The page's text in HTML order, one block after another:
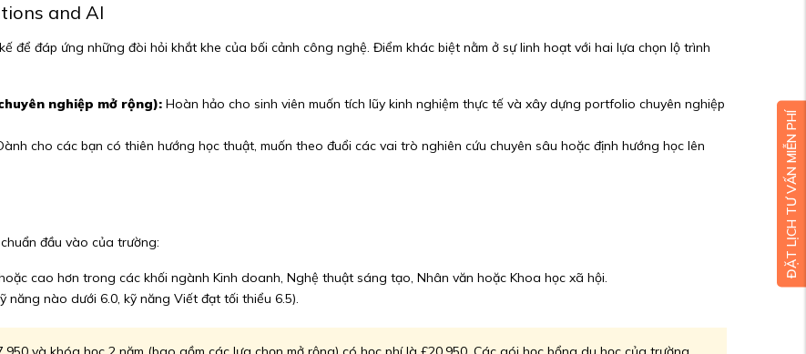
and AI
để đáp ứng những đòi hỏi khắt khe của bối cảnh công nghệ. Điểm khác biệt nằm ở sự linh hoạt với hai lựa chọn lộ trình
nghiệp mở rộng): Hoàn hảo cho sinh viên muốn tích lũy kinh nghiệm thực tế và xây dựng portfolio chuyên nghiệp
cho các bạn có thiên hướng học thuật, muốn theo đuổi các vai trò nghiên cứu chuyên sâu hoặc định hướng học lên
đầu vào của trường:
cao hơn trong các khối ngành Kinh doanh, Nghệ thuật sáng tạo, Nhân văn hoặc Khoa học xã hội.
năng nào dưới 6.0, kỹ năng Viết đạt tối thiểu 6.5).
ĐẶT LỊCH TƯ VẤN MIỄN PHÍ